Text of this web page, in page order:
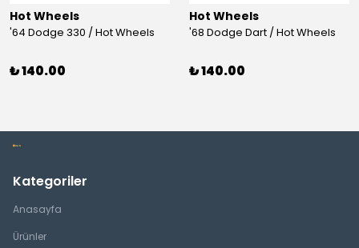
Hot Wheels
'64 Dodge 330 / Hot Wheels
₺ 140.00
Hot Wheels
'68 Dodge Dart / Hot Wheels
₺ 140.00
Kategoriler
Anasayfa
Ürünler